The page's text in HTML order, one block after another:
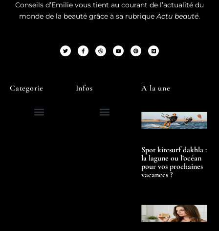
Conseils d’Emilie vous tient au courant de l’actualité du
monde de la beauté grâce à sa rubriqueActu beauté.
Categorie Infos A la une
Spot kitesurf dakhla :
la lagune ou l’océan
pour vos prochaines
vacances ?